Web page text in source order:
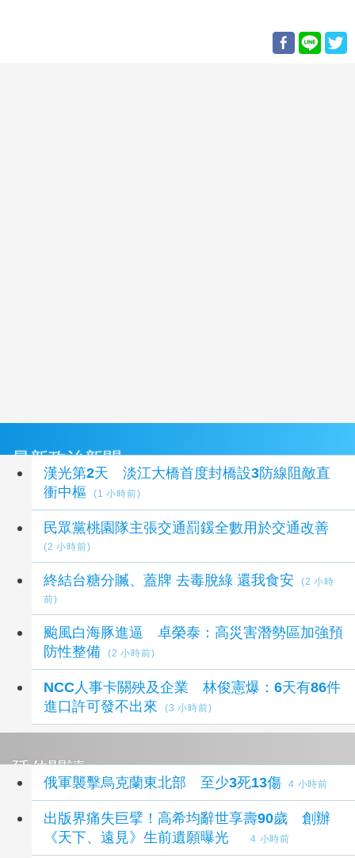
最新政治新聞
漢光第2天 淡江大橋首度封橋設3防線阻敵直
衝中樞
(1 小時前)
民眾黨桃園隊主張交通罰鍰全數用於交通改善
(2 小時前)
終結台糖分贓、蓋牌 去毒脫綠 還我食安
(2 小時
前)
颱風白海豚進逼 卓榮泰：高災害潛勢區加強預
防性整備
(2 小時前)
NCC人事卡關殃及企業 林俊憲爆：6天有86件
進口許可發不出來
(3 小時前)
延伸閱讀
俄軍襲擊烏克蘭東北部 至少3死13傷 4 小時前
出版界痛失巨擘！高希均辭世享壽90歲 創辦
《天下、遠見》生前遺願曝光
4 小時前